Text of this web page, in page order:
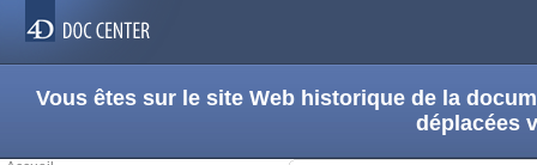
Vous êtes sur le site Web historique de la
déplacées